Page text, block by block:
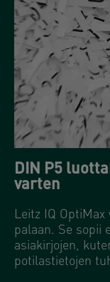
DIN P5
varten
Leitz IQ
palaan. Se sopii
asiakirjojen,
potilastietojen